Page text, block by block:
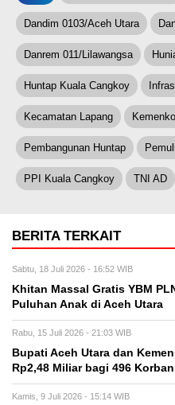
Dandim 0103/Aceh Utara
Danrem 011/Lilawangsa
Huntap Kuala Cangkoy
Kecamatan Lapang
Pembangunan Huntap
PPI Kuala Cangkoy TNI AD
BERITA TERKAIT
Sabtu, 18 Juli 2026 - 16:52 WIB
Khitan Massal Gratis YBM
Puluhan Anak di Aceh Utara
Rabu, 15 Juli 2026 - 21:03 WIB
Bupati Aceh Utara dan
Rp2,48 Miliar bagi 496
Kamis, 9 Juli 2026 - 15:14 WIB